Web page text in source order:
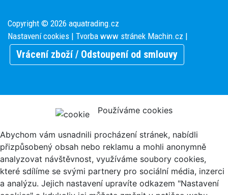
Copyright © 2026 aquatrading.cz
Nastavení cookies | Tvorba www stránek Machin.cz |
Vrácení zboží / Odstoupení od smlouvy
Používáme cookies
Abychom vám usnadnili procházení stránek, nabídli
přizpůsobený obsah nebo reklamu a mohli anonymně
analyzovat návštěvnost, využíváme soubory cookies,
které sdílíme se svými partnery pro sociální média, inzerci
a analýzu. Jejich nastavení upravíte odkazem "Nastavení